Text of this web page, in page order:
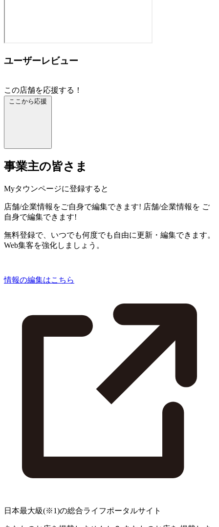
ユーザーレビュー
この店舗を応援する！
ここから応援
事業主の皆さま
Myタウンページに登録すると
店舗/企業情報をご自身で編集できます! 店舗/企業情報を ご
自身で編集できます!
無料登録で、いつでも何度でも自由に更新・編集できます。
Web集客を強化しましょう。
情報の編集はこちら
日本最大級(※1)の総合ライフポータルサイト